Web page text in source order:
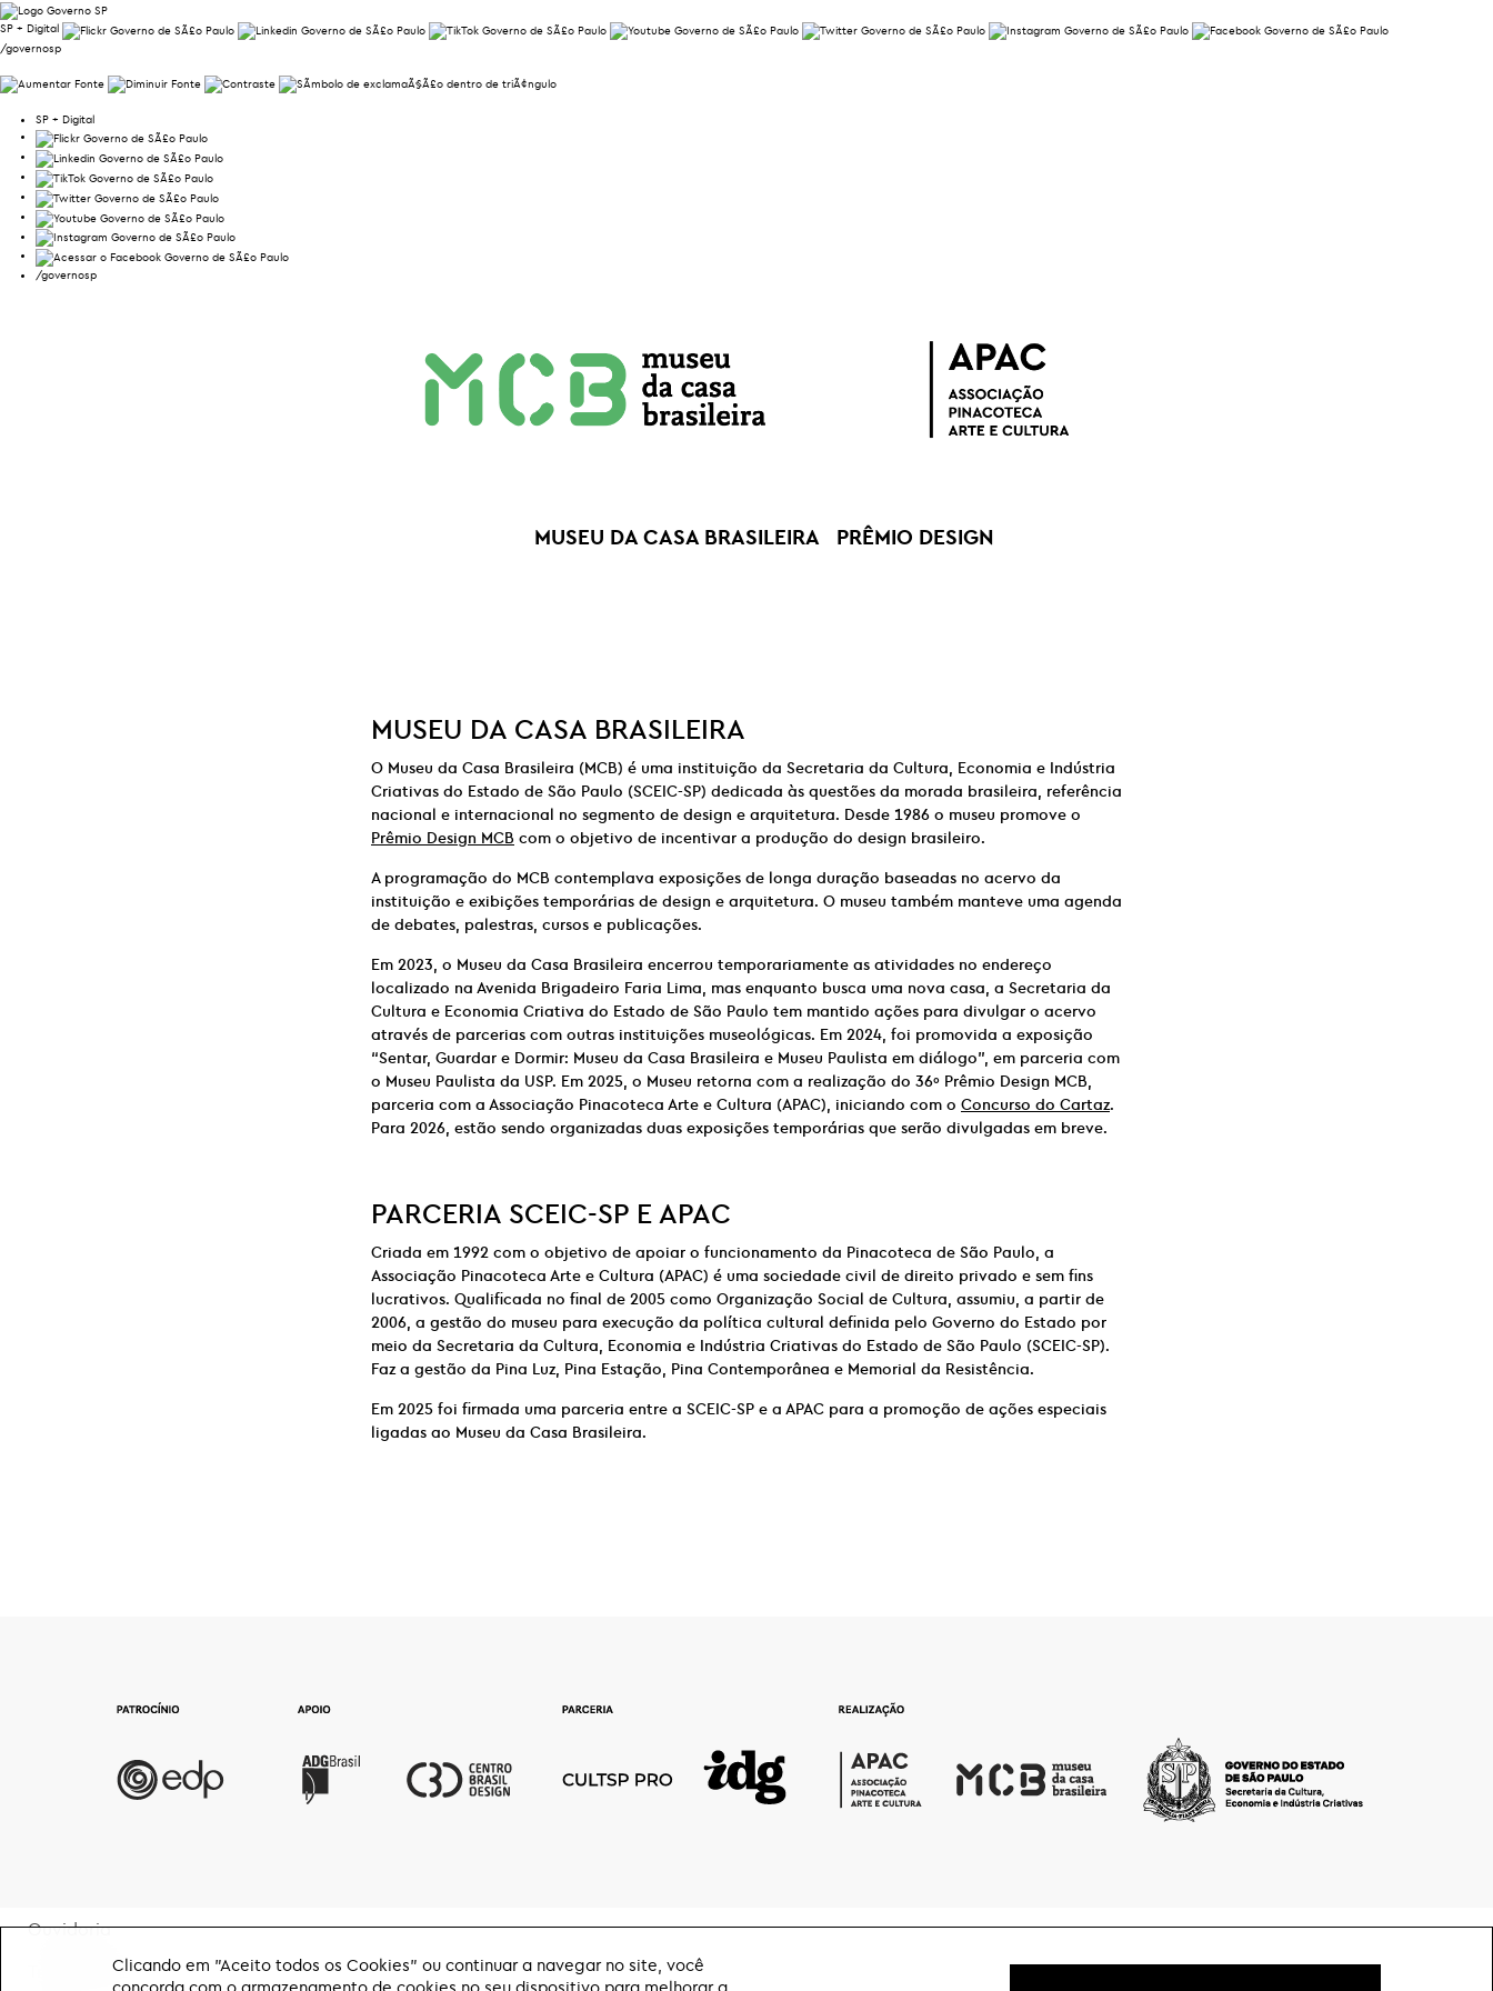
SP + Digital
/governosp
SP + Digital
/governosp
MUSEU DA CASA BRASILEIRA PRÊMIO DESIGN
MUSEU DA CASA BRASILEIRA
O Museu da Casa Brasileira (MCB) é uma instituição da Secretaria da Cultura, Economia e Indústria
Criativas do Estado de São Paulo (SCEIC-SP) dedicada às questões da morada brasileira, referência
nacional e internacional no segmento de design e arquitetura. Desde 1986 o museu promove o
Prêmio Design MCB com o objetivo de incentivar a produção do design brasileiro.
A programação do MCB contemplava exposições de longa duração baseadas no acervo da
instituição e exibições temporárias de design e arquitetura. O museu também manteve uma agenda
de debates, palestras, cursos e publicações.
Em 2023, o Museu da Casa Brasileira encerrou temporariamente as atividades no endereço
localizado na Avenida Brigadeiro Faria Lima, mas enquanto busca uma nova casa, a Secretaria da
Cultura e Economia Criativa do Estado de São Paulo tem mantido ações para divulgar o acervo
através de parcerias com outras instituições museológicas. Em 2024, foi promovida a exposição
“Sentar, Guardar e Dormir: Museu da Casa Brasileira e Museu Paulista em diálogo”, em parceria com
o Museu Paulista da USP. Em 2025, o Museu retorna com a realização do 36º Prêmio Design MCB,
parceria com a Associação Pinacoteca Arte e Cultura (APAC), iniciando com o Concurso do Cartaz.
Para 2026, estão sendo organizadas duas exposições temporárias que serão divulgadas em breve.
PARCERIA SCEIC-SP EAPAC
Criada em 1992 com o objetivo de apoiar o funcionamento da Pinacoteca de São Paulo, a
Associação Pinacoteca Arte e Cultura (APAC) é uma sociedade civil de direito privado e sem fins
lucrativos. Qualificada no final de 2005 como Organização Social de Cultura, assumiu, a partir de
2006, a gestão do museu para execução da política cultural definida pelo Governo do Estado por
meio da Secretaria da Cultura, Economia e Indústria Criativas do Estado de São Paulo (SCEIC-SP).
Faz a gestão da Pina Luz, Pina Estação, Pina Contemporânea e Memorial da Resistência.
Em 2025 foi firmada uma parceria entre a SCEIC-SP e a APAC para a promoção de ações especiais
ligadas ao Museu da Casa Brasileira.
Ouvidoria
TransparênciaClicando em "Aceito todos os Cookies" ou continuar a navegar no site, você